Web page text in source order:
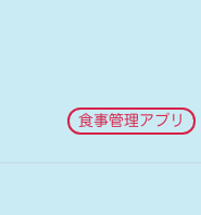
食事管理アプリ